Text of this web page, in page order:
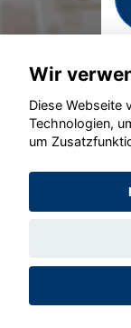
©
Wir
Diese Webseite
Technologien,
um